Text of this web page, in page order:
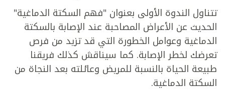
تتناول الندوة الأولى بعنوان "فهم السكتة الدماغية"
الحديث عن الأعراض المصاحبة عند الإصابة بالسكتة
الدماغية وعوامل الخطورة التي قد تزيد من فرص
تعرضك لخطر الإصابة. كما سيناقش كذلك فريقنا
طبيعة الحياة بالنسبة للمريض وعائلته بعد النجاة من
السكتة الدماغية.